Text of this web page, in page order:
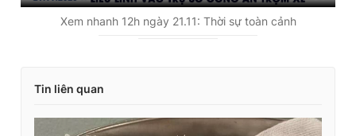
Xem nhanh 12h ngày 21.11: Thời sự toàn cảnh
Tin liên quan